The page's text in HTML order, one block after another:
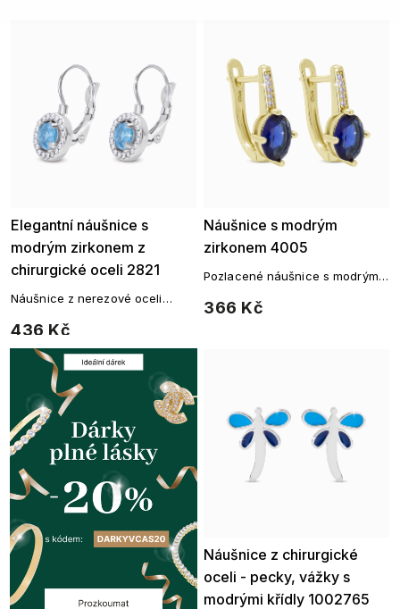
Elegantní náušnice s
modrým zirkonem z
chirurgické oceli 2821
436 Kč
Náušnice z nerezové oceli
elegantní ozdobou pro všední
dny.
Náušnice s modrým
zirkonem 4005
366 Kč
Pozlacené náušnice s modrým
Náušnice z chirurgické
oceli - pecky, vážky s
modrými křídly 1002765